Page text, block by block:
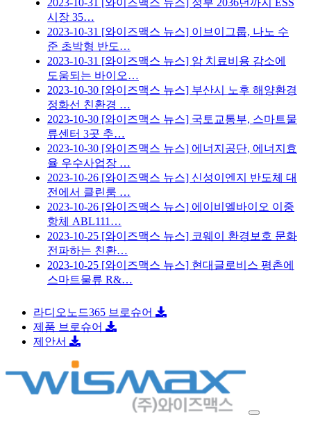
2023-10-31 [와이즈맥스 뉴스] 정부 2036년까지 ESS
시장 35…
2023-10-31 [와이즈맥스 뉴스] 이브이그룹, 나노 수
준 초박형 반도…
2023-10-31 [와이즈맥스 뉴스] 암 치료비용 감소에
도움되는 바이오…
2023-10-30 [와이즈맥스 뉴스] 부산시 노후 해양환경
정화선 친환경 …
2023-10-30 [와이즈맥스 뉴스] 국토교통부, 스마트물
류센터 3곳 추…
2023-10-30 [와이즈맥스 뉴스] 에너지공단, 에너지효
율 우수사업장 …
2023-10-26 [와이즈맥스 뉴스] 신성이엔지 반도체 대
전에서 클린룸 …
2023-10-26 [와이즈맥스 뉴스] 에이비엘바이오 이중
항체 ABL111…
2023-10-25 [와이즈맥스 뉴스] 코웨이 환경보호 문화
전파하는 친환…
2023-10-25 [와이즈맥스 뉴스] 현대글로비스 평촌에
스마트물류 R&…
라디오노드365 브로슈어
제품 브로슈어
제안서